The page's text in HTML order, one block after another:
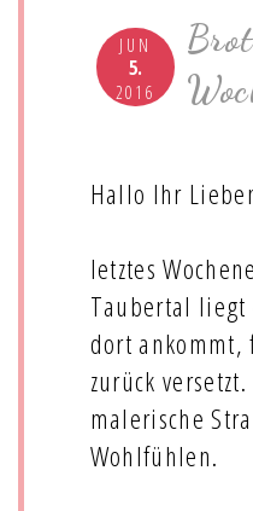
JUN
5.
2016
Hallo Ihr
letztes
Taubertal
dort
zurück
malerische
Wohlfühlen.